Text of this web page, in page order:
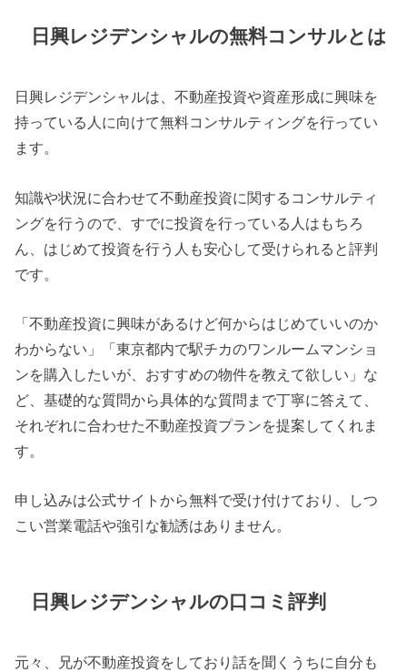
日興レジデンシャルの無料コンサルとは
日興レジデンシャルは、不動産投資や資産形成に興味を
持っている人に向けて無料コンサルティングを行ってい
ます。
知識や状況に合わせて不動産投資に関するコンサルティ
ングを行うので、すでに投資を行っている人はもちろ
ん、はじめて投資を行う人も安心して受けられると評判
です。
「不動産投資に興味があるけど何からはじめていいのか
わからない」「東京都内で駅チカのワンルームマンショ
ンを購入したいが、おすすめの物件を教えて欲しい」な
ど、基礎的な質問から具体的な質問まで丁寧に答えて、
それぞれに合わせた不動産投資プランを提案してくれま
す。
申し込みは公式サイトから無料で受け付けており、しつ
こい営業電話や強引な勧誘はありません。
日興レジデンシャルの口コミ評判
元々、兄が不動産投資をしており話を聞くうちに自分も